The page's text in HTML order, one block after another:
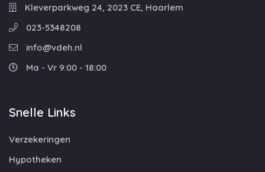
Kleverparkweg 24, 2023 CE, Haarlem
023-5348208
info@vdeh.nl
Ma - Vr 9:00 - 18:00
Snelle Links
Verzekeringen
Hypotheken